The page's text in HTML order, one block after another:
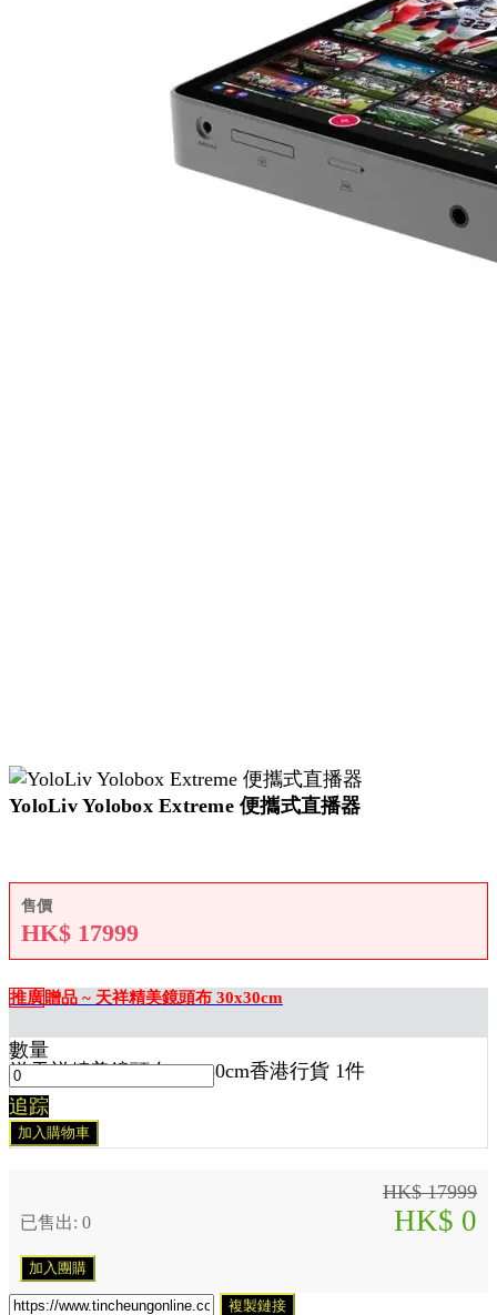
YoloLiv Yolobox Extreme 便攜式直播器
售價
HK$ 17999
推廣贈品 ~ 天祥精美鏡頭布 30x30cm
送天祥精美鏡頭布 30x30cm香港行貨 1件
數量
追踪
加入購物車
HK$ 17999
已售出: 0 HK$ 0
加入團購
複製鏈接